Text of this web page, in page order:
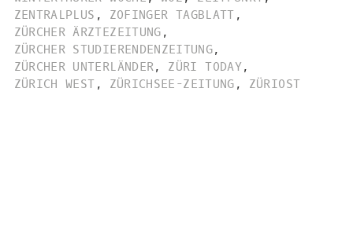
ZENTRALPLUS , ZOFINGER TAGBLATT ,
ZÜRCHER ÄRZTEZEITUNG ,
ZÜRCHER STUDIERENDENZEITUNG,
ZÜRCHER UNTERLÄNDER, ZÜRI TODAY,
ZÜRICH WEST , ZÜRICHSEE-ZEITUNG , ZÜRIOST